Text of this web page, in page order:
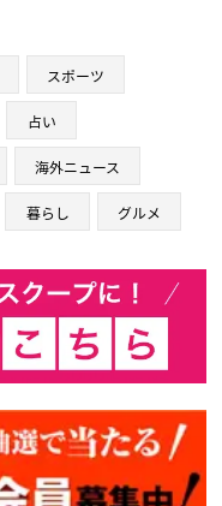
スポーツ
占い
海外ニュース
暮らし グルメ